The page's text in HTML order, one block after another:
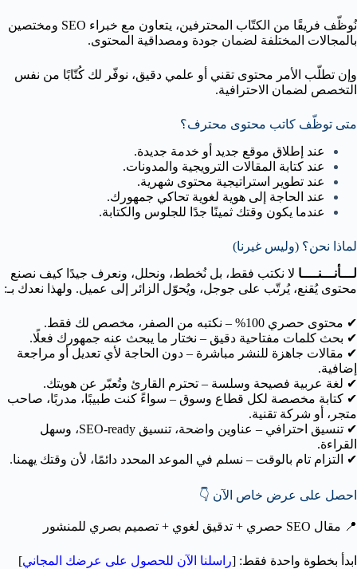
نُوظّف فريقًا من الكتّاب المحترفين، يتعاون مع خبراء SEO ومختصين
بالمجالات المختلفة لضمان جودة ومصداقية المحتوى.
وإن تطلّب الأمر محتوى تقني أو علمي دقيق، نوفّر لك كُتّابًا من نفس
التخصص لضمان الاحترافية.
متى توظّف كاتب محتوى محترف؟
عند إطلاق موقع جديد أو خدمة جديدة.
عند كتابة المقالات الترويجية والمدونات.
عند تطوير استراتيجية محتوى شهرية.
عند الحاجة إلى هوية لغوية تحاكي جمهورك.
عندما يكون وقتك ثمينًا جدًا للجلوس والكتابة.
لماذا نحن؟ (وليس غيرنا)
لـــأنـــنــــا لا نكتب فقط، بل نُخطط، ونحلل، ونعرف جيدًا كيف نصنع
محتوى يُقنع، يُرتّب على جوجل، ويُحوّل الزائر إلى عميل. ولهذا نعدك بـ:
✔ محتوى حصري 100% – نكتبه من الصفر، مخصص لك فقط.
✔ بحث كلمات مفتاحية دقيق – نختار ما يبحث عنه جمهورك فعلًا.
✔ مقالات جاهزة للنشر مباشرة – دون الحاجة لأي تعديل أو مراجعة
إضافية.
✔ لغة عربية فصيحة وسلسة – تحترم القارئ وتُعبّر عن هويتك.
✔ كتابة مخصصة لكل قطاع وسوق – سواءً كنت طبيبًا، مدربًا، صاحب
متجر، أو شركة تقنية.
✔ تنسيق احترافي – عناوين واضحة، تنسيق SEO-ready، وسهل
القراءة.
✔ التزام تام بالوقت – نسلم في الموعد المحدد دائمًا، لأن وقتك يهمنا.
احصل على عرض خاص الآن 👇
📍 مقال SEO حصري + تدقيق لغوي + تصميم بصري للمنشور
ابدأ بخطوة واحدة فقط: [راسلنا الآن للحصول على عرضك المجاني]